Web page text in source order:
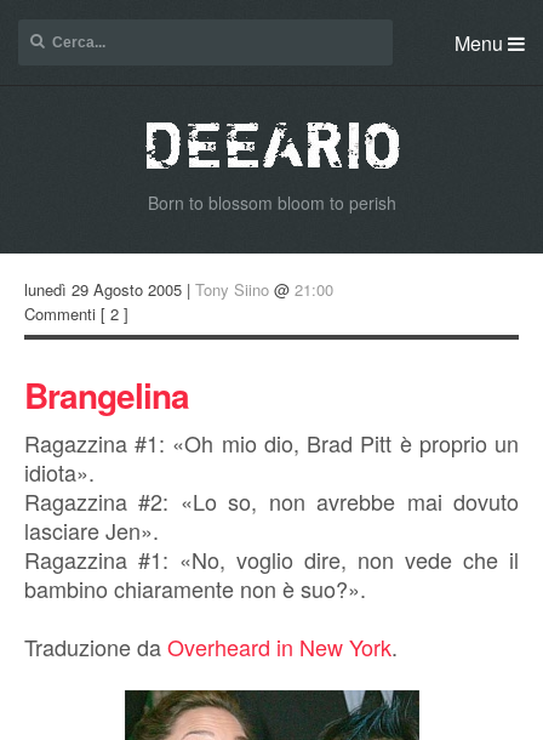
Menu
Born to blossom bloom to perish
lunedì 29 Agosto 2005 | Tony Siino @ 21:00
Commenti [ 2 ]
Brangelina
Ragazzina #1: «Oh mio dio, Brad Pitt è proprio un
idiota».
Ragazzina #2: «Lo so, non avrebbe mai dovuto
lasciare Jen».
Ragazzina #1: «No, voglio dire, non vede che il
bambino chiaramente non è suo?».
Traduzione daOverheard in New York.